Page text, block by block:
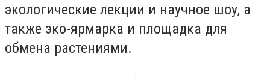
экологические лекции и научное шоу, а
также эко-ярмарка и площадка для
обмена растениями.